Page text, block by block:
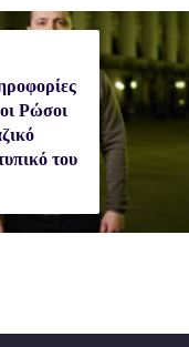
οι Ρώσοι
του